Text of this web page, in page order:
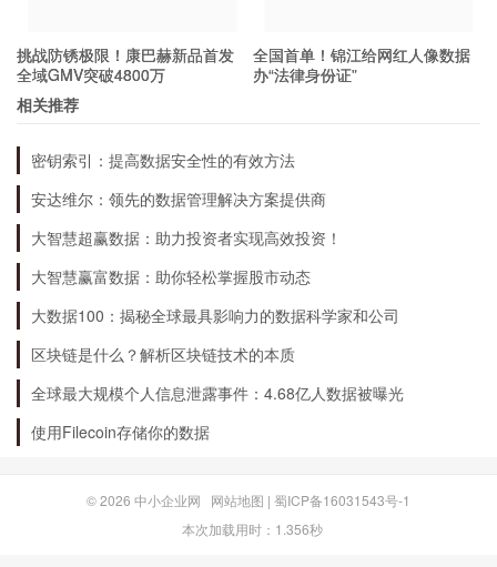
挑战防锈极限！康巴赫新品首发
全域GMV突破4800万
全国首单！锦江给网红人像数据
办“法律身份证”
相关推荐
密钥索引：提高数据安全性的有效方法
安达维尔：领先的数据管理解决方案提供商
大智慧超赢数据：助力投资者实现高效投资！
大智慧赢富数据：助你轻松掌握股市动态
大数据100：揭秘全球最具影响力的数据科学家和公司
区块链是什么？解析区块链技术的本质
全球最大规模个人信息泄露事件：4.68亿人数据被曝光
使用Filecoin存储你的数据
© 2026 中小企业网 网站地图 | 蜀ICP备16031543号-1
本次加载用时：1.356秒